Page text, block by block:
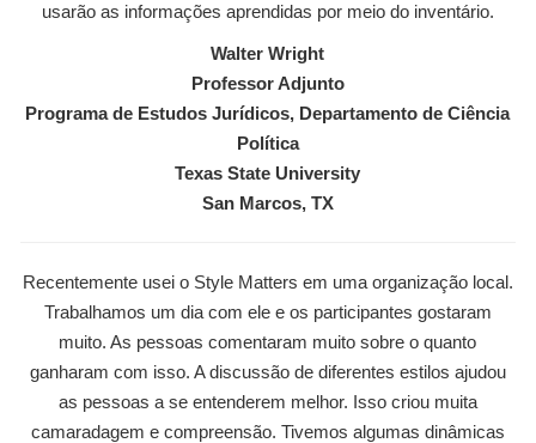
usarão as informações aprendidas por meio do inventário.
Walter Wright
Professor Adjunto
Programa de Estudos Jurídicos, Departamento de Ciência
Política
Texas State University
San Marcos, TX
Recentemente usei o Style Matters em uma organização local.
Trabalhamos um dia com ele e os participantes gostaram
muito. As pessoas comentaram muito sobre o quanto
ganharam com isso. A discussão de diferentes estilos ajudou
as pessoas a se entenderem melhor. Isso criou muita
camaradagem e compreensão. Tivemos algumas dinâmicas